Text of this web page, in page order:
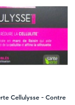
Cellulysse - Contre